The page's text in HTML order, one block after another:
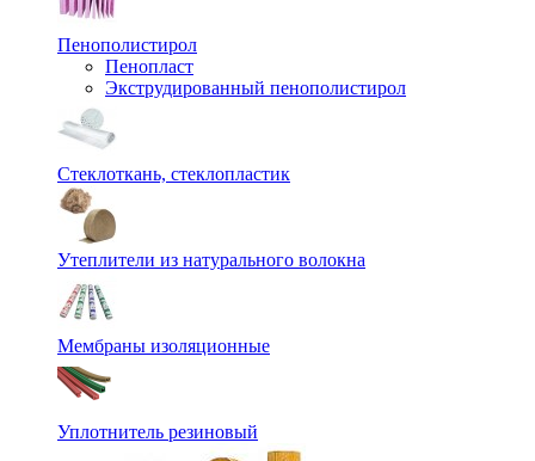
Пенополистирол
Пенопласт
Экструдированный пенополистирол
Стеклоткань, стеклопластик
Утеплители из натурального волокна
Мембраны изоляционные
Уплотнитель резиновый